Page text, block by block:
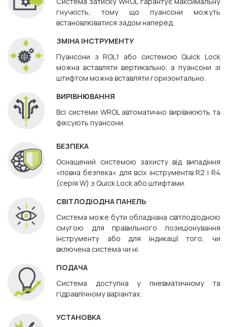
гнучкість, тому що пуансони можуть
встановлюватися задом наперед.
ЗМІНА ІНСТРУМЕНТУ
Пуансони з ROL1 або системою Quick Lock
можна вставляти вертикально, а пуансони зі
штифтом можна вставляти горизонтально.
ВИРІВНЮВАННЯ
Всі системи WROL автоматично вирівнюють та
фіксують пуансони.
БЕЗПЕКА
Оснащений системою захисту від випадіння
«повна безпека» для всіх інструментів R2 і R4
(серія W) з Quick Lock або штифтами.
СВІТЛОДІОДНА ПАНЕЛЬ
Система може бути обладнана світлодіодною
смугою для правильного позиціонування
інструменту або для індикації того, чи
включена система чи ні.
ПОДАЧА
Система доступна у пневматичному та
гідравлічному варіантах.
УСТАНОВКА